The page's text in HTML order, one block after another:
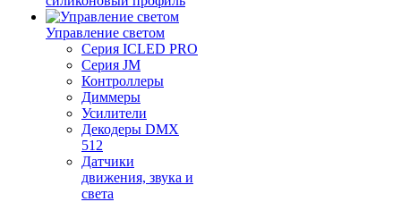
Управление светом
Серия ICLED PRO
Серия JM
Контроллеры
Диммеры
Усилители
Декодеры DMX
512
Датчики
движения, звука и
света